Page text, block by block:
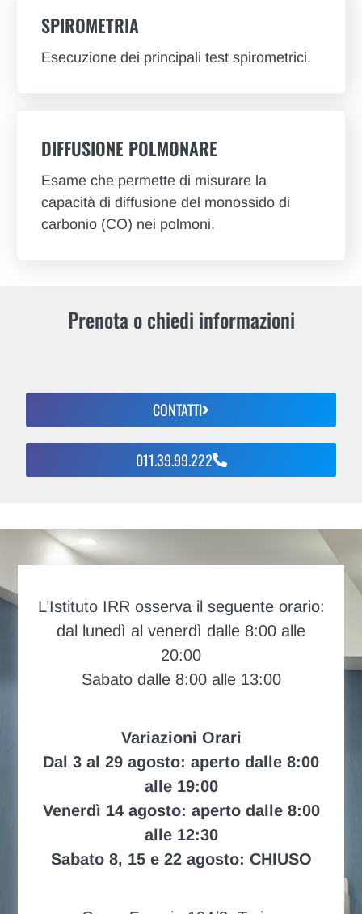
SPIROMETRIA
Esecuzione dei principali test spirometrici.
DIFFUSIONE POLMONARE
Esame che permette di misurare la
capacità di diffusione del monossido di
carbonio (CO) nei polmoni.
Prenota o chiedi informazioni
CONTATTI
011.39.99.222
L’Istituto IRR osserva il seguente orario:
dal lunedì al venerdì dalle 8:00 alle
20:00
Sabato dalle 8:00 alle 13:00
Variazioni Orari
Dal 3 al 29 agosto: aperto dalle 8:00
alle 19:00
Venerdì 14 agosto: aperto dalle 8:00
alle 12:30
Sabato 8, 15 e 22 agosto: CHIUSO